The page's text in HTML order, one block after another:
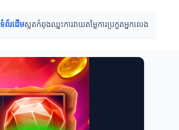
ទំព័រដើមស្លតកំពុងឈ្នះការវាយតម្លៃការប្រកួតអ្នកលេង